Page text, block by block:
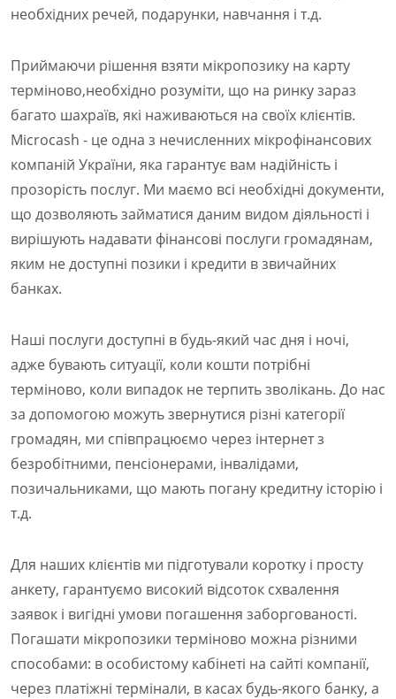
необхідних речей, подарунки, навчання і т.д.
Приймаючи рішення взяти мікропозику на карту
терміново,необхідно розуміти, що на ринку зараз
багато шахраїв, які наживаються на своїх клієнтів.
Microcash - це одна з нечисленних мікрофінансових
компаній України, яка гарантує вам надійність і
прозорість послуг. Ми маємо всі необхідні документи,
що дозволяють займатися даним видом діяльності і
вирішують надавати фінансові послуги громадянам,
яким не доступні позики і кредити в звичайних
банках.
Наші послуги доступні в будь-який час дня і ночі,
адже бувають ситуації, коли кошти потрібні
терміново, коли випадок не терпить зволікань. До нас
за допомогою можуть звернутися різні категорії
громадян, ми співпрацюємо через інтернет з
безробітними, пенсіонерами, інвалідами,
позичальниками, що мають погану кредитну історію і
т.д.
Для наших клієнтів ми підготували коротку і просту
анкету, гарантуємо високий відсоток схвалення
заявок і вигідні умови погашення заборгованості.
Погашати мікропозики терміново можна різними
способами: в особистому кабінеті на сайті компанії,
через платіжні термінали, в касах будь-якого банку, а